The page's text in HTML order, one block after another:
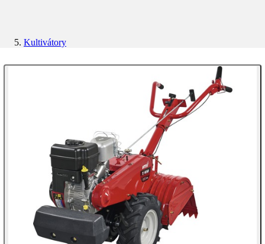
Kultivátory